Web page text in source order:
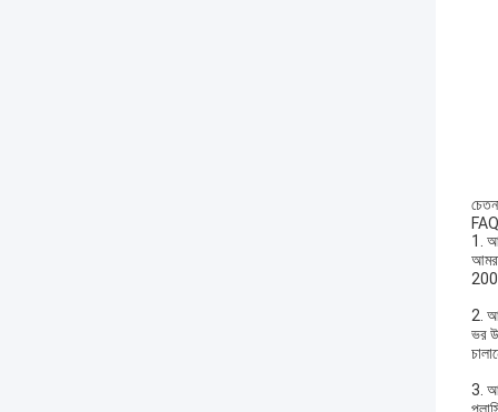
FAQ
1.
200
2.
ভর
3.